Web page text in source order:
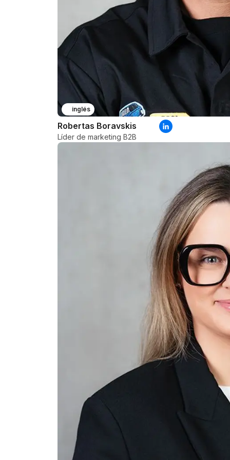
inglés
Robertas Boravskis
Líder de marketing B2B